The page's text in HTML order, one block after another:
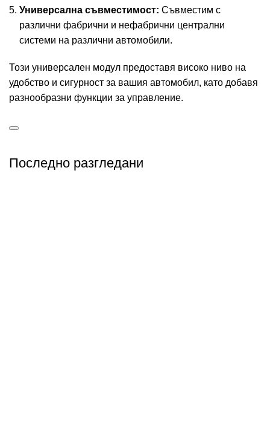
Универсална съвместимост: Съвместим с
различни фабрични и нефабрични централни
системи на различни автомобили.
Този универсален модул предоставя високо ниво на
удобство и сигурност за вашия автомобил, като добавя
разнообразни функции за управление.
Последно разгледани